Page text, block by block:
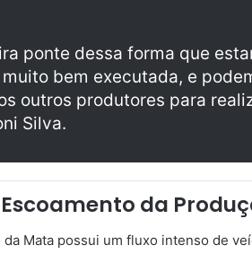
ponte dessa forma que
bem executada, e
outros produtores para
Silva.
da
Mata possui um fluxo intenso de